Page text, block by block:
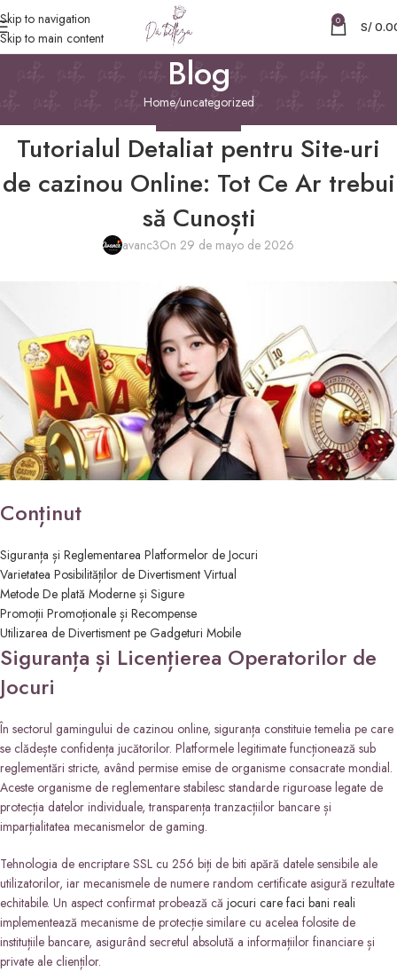
Skip to navigation
Skip to main content
0 S/
Blog
Home uncategorized
Tutorialul Detaliat pentru Site-uri
de cazinou Online: Tot Ce Ar trebui
să Cunoști
avanc3On 29 de mayo de 2026
Conținut
Siguranța și Reglementarea Platformelor de Jocuri
Varietatea Posibilităților de Divertisment Virtual
Metode De plată Moderne și Sigure
Promoții Promoționale și Recompense
Utilizarea de Divertisment pe Gadgeturi Mobile
Siguranța și Licențierea Operatorilor de
Jocuri
În sectorul gamingului de cazinou online, siguranța constituie temelia pe care
se clădește confidența jucătorilor. Platformele legitimate funcționează sub
reglementări stricte, având permise emise de organisme consacrate mondial.
Aceste organisme de reglementare stabilesc standarde riguroase legate de
protecția datelor individuale, transparența tranzacțiilor bancare și
imparțialitatea mecanismelor de gaming.
Tehnologia de encriptare SSL cu 256 biți de biti apără datele sensibile ale
utilizatorilor, iar mecanismele de numere random certificate asigură rezultate
echitabile. Un aspect confirmat probează că jocuri care faci bani reali
implementează mecanisme de protecție similare cu acelea folosite de
instituțiile bancare, asigurând secretul absolută a informațiilor financiare și
private ale clienților.